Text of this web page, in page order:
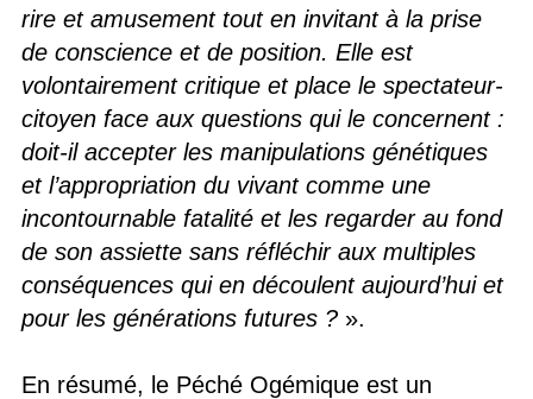
rire et amusement tout en invitant à la prise
de conscience et de position. Elle est
volontairement critique et place le spectateur-
citoyen face aux questions qui le concernent :
doit-il accepter les manipulations génétiques
et l’appropriation du vivant comme une
incontournable fatalité et les regarder au fond
de son assiette sans réfléchir aux multiples
conséquences qui en découlent aujourd’hui et
pour les générations futures ?».
En résumé, le Péché Ogémique est un